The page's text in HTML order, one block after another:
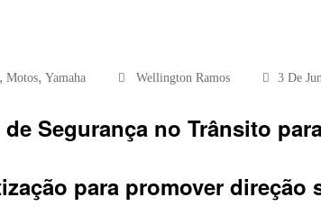
, Motos, Yamaha Wellington Ramos 3 De
Segurança no Trânsito
para promover direção